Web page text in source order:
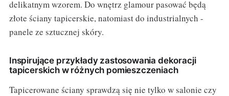
delikatnym wzorem. Do wnętrz glamour pasować będą
złote ściany tapicerskie, natomiast do industrialnych -
panele ze sztucznej skóry.
Inspirujące przykłady zastosowania dekoracji
tapicerskich w różnych pomieszczeniach
Tapicerowane ściany sprawdzą się nie tylko w salonie czy